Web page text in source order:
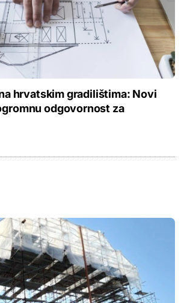
hrvatskim gradilištima: Novi
odgovornost za